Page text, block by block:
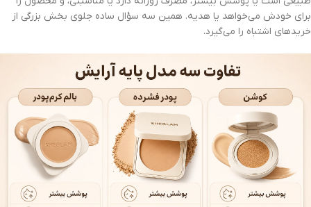
برای خودش می‌خواهد یا هدیه. همین سه سؤال ساده جلوی بخش بزرگی از
خریدهای اشتباه را می‌گیرد.